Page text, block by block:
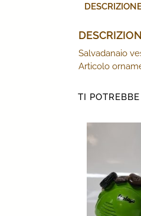
Salvadanaio
Articolo
TI